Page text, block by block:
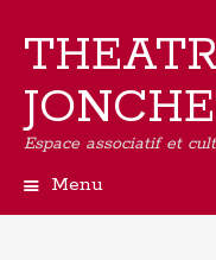
Espace associatif et
Menu